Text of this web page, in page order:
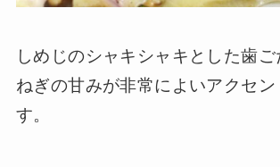
しめじのシャキシャキとした歯
ねぎの甘みが非常によいアクセン
す。